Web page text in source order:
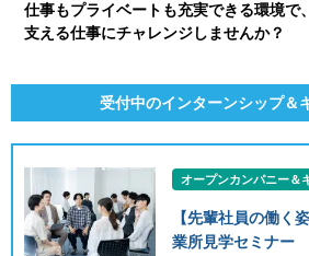
仕事もプライベートも充実できる環境で
支える仕事にチャレンジしませんか？
受付中のインターンシップ＆
オープンカンパニー＆
【先輩社員の働く
業所見学セミナー